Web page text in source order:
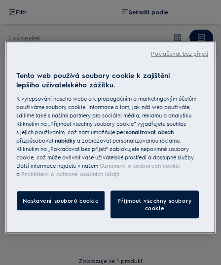
Filtr Seřadit podle
1 výsledek
M3OCS301
0 (0)
Sprej na čištění trouby/ mikrovlnné
trouby
Snadné čištění trub a grilů
235 Kč
Skladem
Zobrazuje se 1 produkt
Tento web používá soubory cookie k zajištění
lepšího uživatelského zážitku.
K vylepšování našeho webu a k propagačním a marketingovým účelům
používáme soubory cookie. Informace o tom, jak náš web používáte,
sdílíme také s našimi partnery pro sociální média, reklamu a analytiku.
Kliknutím na „Přijmout všechny soubory cookie“ vyjadřujete souhlas
s jejich používáním, což nám umožňujepersonalizovat obsah,
přizpůsobovatnabídky a zobrazovat personalizovanou reklamu.
Kliknutím na „Pokračovat bez přijetí“ zablokujete nepovinné soubory
cookie, což může ovlivnit vaše uživatelské prostředí a dostupné služby.
Další informace najdete v našemOznámení o souborech cookie
a Prohlášení o ochraně osobních údajů.
Nastavení souborů cookie
Přijmout všechny soubory
cookie
Pokračovat bez přijetí